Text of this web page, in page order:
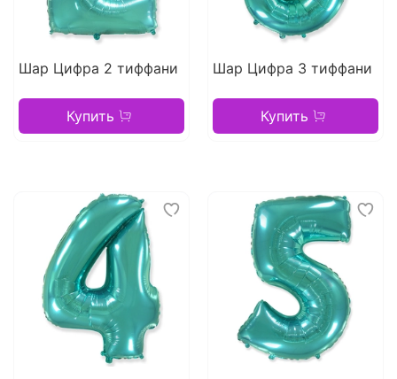
Шар Цифра 2 тиффани
Купить
Шар Цифра 3 тиффани
Купить